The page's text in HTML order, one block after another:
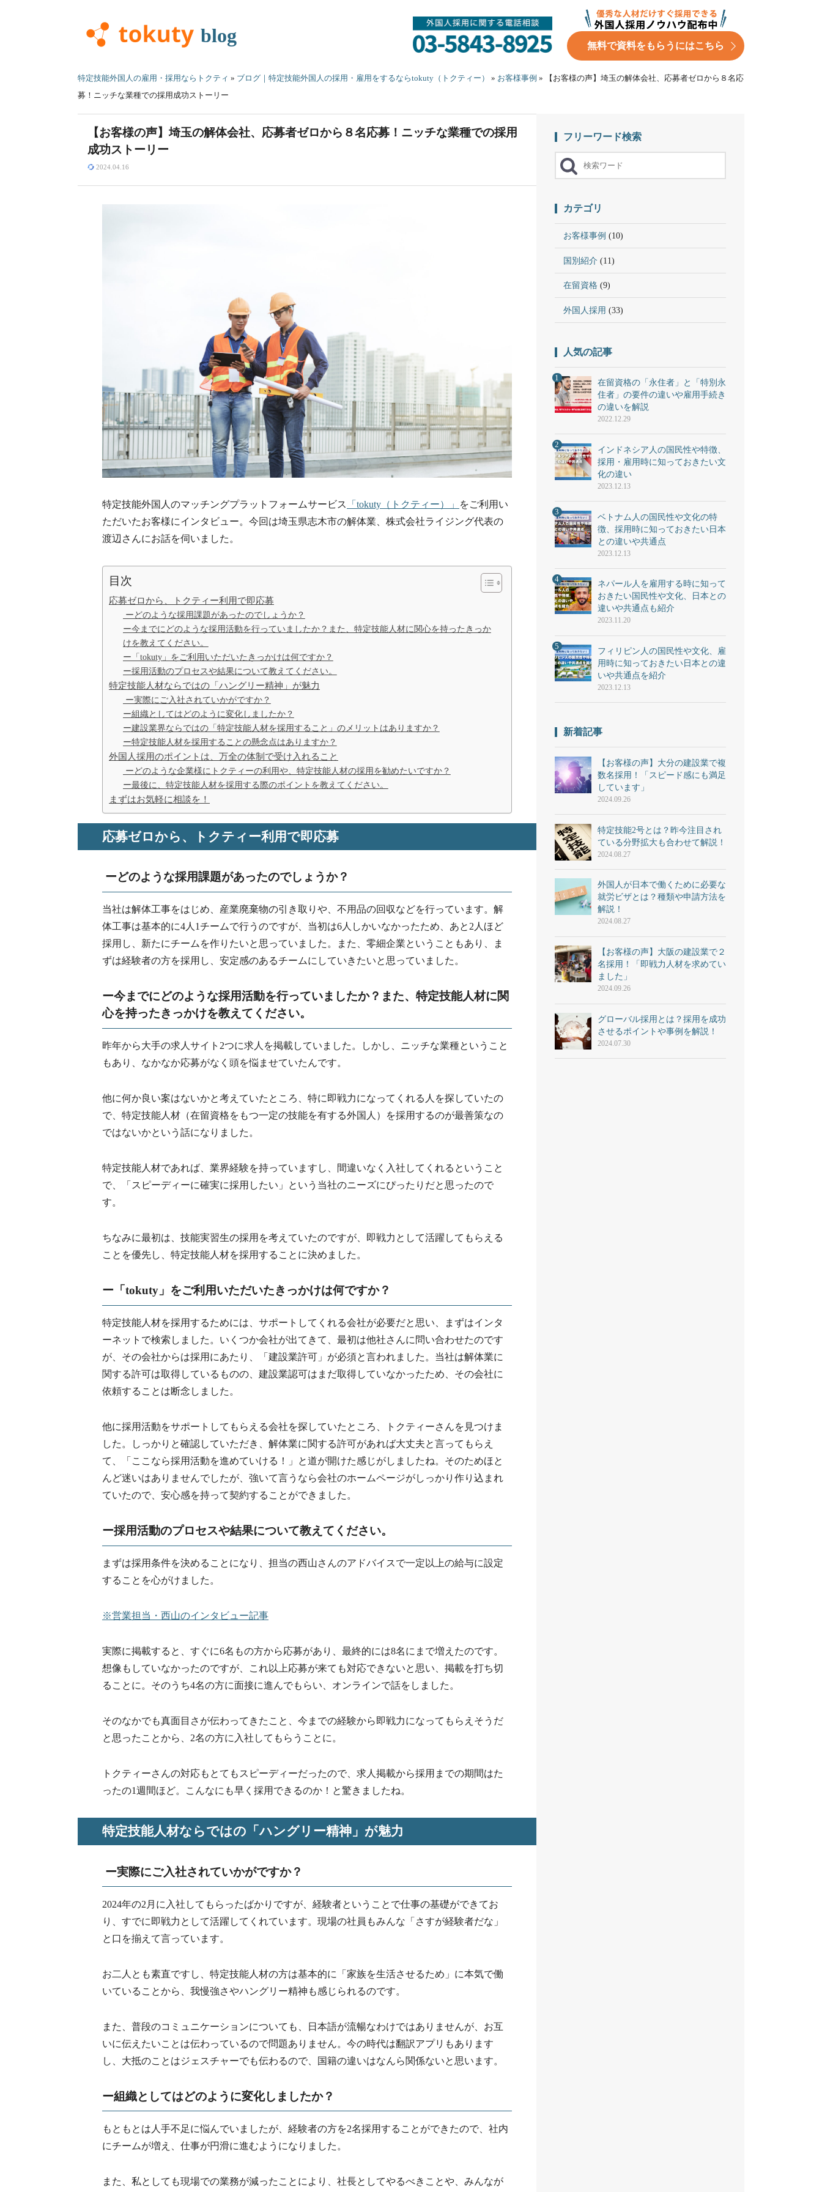
blog 無料で資料をもらうにはこちら
特定技能外国人の雇用・採用ならトクティ » ブログ｜特定技能外国人の採用・雇用をするならtokuty（トクティー） » お客様事例 » 【お客様の声】埼玉の解体会社、応募者ゼロから８名応
募！ニッチな業種での採用成功ストーリー
【お客様の声】埼玉の解体会社、応募者ゼロから８名応募！ニッチな業種での採用
成功ストーリー
2024.04.16
特定技能外国人のマッチングプラットフォームサービス 「tokuty（トクティー）」
をご利用い
ただいたお客様にインタビュー。今回は埼玉県志木市の解体業、株式会社ライジング代表の
渡辺さんにお話を伺いました。
目次
応募ゼロから、トクティー利用で即応募
ーどのような採用課題があったのでしょうか？
ー今までにどのような採用活動を行っていましたか？また、特定技能人材に関心を持ったきっか
けを教えてください。
ー「tokuty」をご利用いただいたきっかけは何ですか？
ー採用活動のプロセスや結果について教えてください。
特定技能人材ならではの「ハングリー精神」が魅力
ー実際にご入社されていかがですか？
ー組織としてはどのように変化しましたか？
ー建設業界ならではの「特定技能人材を採用すること」のメリットはありますか？
ー特定技能人材を採用することの懸念点はありますか？
外国人採用のポイントは、万全の体制で受け入れること
ーどのような企業様にトクティーの利用や、特定技能人材の採用を勧めたいですか？
ー最後に、特定技能人材を採用する際のポイントを教えてください。
まずはお気軽に相談を！
応募ゼロから、トクティー利用で即応募
ーどのような採用課題があったのでしょうか？
当社は解体工事をはじめ、産業廃棄物の引き取りや、不用品の回収などを行っています。解
体工事は基本的に4人1チームで行うのですが、当初は6人しかいなかったため、あと2人ほど
採用し、新たにチームを作りたいと思っていました。また、零細企業ということもあり、ま
ずは経験者の方を採用し、安定感のあるチームにしていきたいと思っていました。
ー今までにどのような採用活動を行っていましたか？また、特定技能人材に関
心を持ったきっかけを教えてください。
昨年から大手の求人サイト2つに求人を掲載していました。しかし、ニッチな業種ということ
もあり、なかなか応募がなく頭を悩ませていたんです。
他に何か良い案はないかと考えていたところ、特に即戦力になってくれる人を探していたの
で、特定技能人材（在留資格をもつ一定の技能を有する外国人）を採用するのが最善策なの
ではないかという話になりました。
特定技能人材であれば、業界経験を持っていますし、間違いなく入社してくれるということ
で、「スピーディーに確実に採用したい」という当社のニーズにぴったりだと思ったので
す。
ちなみに最初は、技能実習生の採用を考えていたのですが、即戦力として活躍してもらえる
ことを優先し、特定技能人材を採用することに決めました。
ー 「tokuty」をご利用いただいたきっかけは何ですか？
特定技能人材を採用するためには、サポートしてくれる会社が必要だと思い、まずはインタ
ーネットで検索しました。いくつか会社が出てきて、最初は他社さんに問い合わせたのです
が、その会社からは採用にあたり、「建設業許可」が必須と言われました。当社は解体業に
関する許可は取得しているものの、建設業認可はまだ取得していなかったため、その会社に
依頼することは断念しました。
他に採用活動をサポートしてもらえる会社を探していたところ、トクティーさんを見つけま
した。しっかりと確認していただき、解体業に関する許可があれば大丈夫と言ってもらえ
て、「ここなら採用活動を進めていける！」と道が開けた感じがしましたね。そのためほと
んど迷いはありませんでしたが、強いて言うなら会社のホームページがしっかり作り込まれ
ていたので、安心感を持って契約することができました。
ー採用活動のプロセスや結果について教えてください。
まずは採用条件を決めることになり、担当の西山さんのアドバイスで一定以上の給与に設定
することを心がけました。
※営業担当・西山のインタビュー記事
実際に掲載すると、すぐに6名もの方から応募があり、最終的には8名にまで増えたのです。
想像もしていなかったのですが、これ以上応募が来ても対応できないと思い、掲載を打ち切
ることに。そのうち4名の方に面接に進んでもらい、オンラインで話をしました。
そのなかでも真面目さが伝わってきたこと、今までの経験から即戦力になってもらえそうだ
と思ったことから、2名の方に入社してもらうことに。
トクティーさんの対応もとてもスピーディーだったので、求人掲載から採用までの期間はた
ったの1週間ほど。こんなにも早く採用できるのか！と驚きましたね。
特定技能人材ならではの「ハングリー精神」が魅力
ー実際にご入社されていかがですか？
2024年の2月に入社してもらったばかりですが、経験者ということで仕事の基礎ができてお
り、すでに即戦力として活躍してくれています。現場の社員もみんな「さすが経験者だな」
と口を揃えて言っています。
お二人とも素直ですし、特定技能人材の方は基本的に「家族を生活させるため」に本気で働
いていることから、我慢強さやハングリー精神も感じられるのです。
また、普段のコミュニケーションについても、日本語が流暢なわけではありませんが、お互
いに伝えたいことは伝わっているので問題ありません。今の時代は翻訳アプリもあります
し、大抵のことはジェスチャーでも伝わるので、国籍の違いはなんら関係ないと思います。
ー組織としてはどのように変化しましたか？
もともとは人手不足に悩んでいましたが、経験者の方を2名採用することができたので、社内
にチームが増え、仕事が円滑に進むようになりました。
また、私としても現場での業務が減ったことにより、社長としてやるべきことや、みんなが
フリーワード検索
カテゴリ
お客様事例 (10)
国別紹介 (11)
在留資格 (9)
外国人採用 (33)
人気の記事
1
在留資格の「永住者」と「特別永
住者」の要件の違いや雇用手続き
の違いを解説
2022.12.29
2
インドネシア人の国民性や特徴、
採用・雇用時に知っておきたい文
化の違い
2023.12.13
3
ベトナム人の国民性や文化の特
徴、採用時に知っておきたい日本
との違いや共通点
2023.12.13
4
ネパール人を雇用する時に知って
おきたい国民性や文化、日本との
違いや共通点も紹介
2023.11.20
5
フィリピン人の国民性や文化、雇
用時に知っておきたい日本との違
いや共通点を紹介
2023.12.13
新着記事
【お客様の声】大分の建設業で複
数名採用！「スピード感にも満足
しています」
2024.09.26
特定技能2号とは？昨今注目され
ている分野拡大も合わせて解説！
2024.08.27
外国人が日本で働くために必要な
就労ビザとは？種類や申請方法を
解説！
2024.08.27
【お客様の声】大阪の建設業で２
名採用！「即戦力人材を求めてい
ました」
2024.09.26
グローバル採用とは？採用を成功
させるポイントや事例を解説！
2024.07.30